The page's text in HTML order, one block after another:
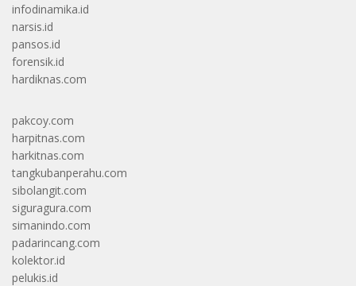
infodinamika.id
narsis.id
pansos.id
forensik.id
hardiknas.com
pakcoy.com
harpitnas.com
harkitnas.com
tangkubanperahu.com
sibolangit.com
siguragura.com
simanindo.com
padarincang.com
kolektor.id
pelukis.id